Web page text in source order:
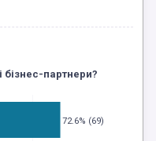
72.6% (69)
бізнес-партнери?